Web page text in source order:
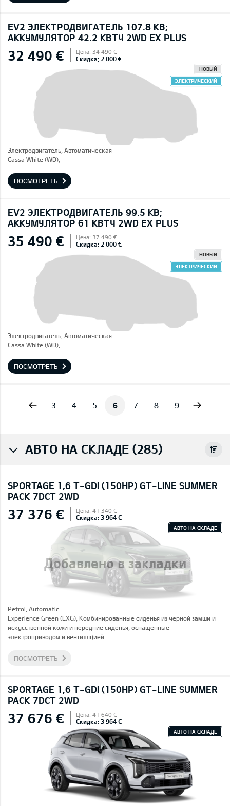
EV2 ЭЛЕКТРОДВИГАТЕЛЬ 107.8 КВ;
AККУМУЛЯТОР 42.2 КВТЧ 2WD EX PLUS
32 490 € Цена: 34 490 €
Скидка: 2 000 €
НОВЫЙ
ЭЛЕКТРИЧЕСКИЙ
Электродвигатель, Автоматическая
Cassa White (WD),
ПОСМОТРЕТЬ
EV2 ЭЛЕКТРОДВИГАТЕЛЬ 99.5 КВ;
AККУМУЛЯТОР 61 КВТЧ 2WD EX PLUS
35 490 € Цена: 37 490 €
Скидка: 2 000 €
НОВЫЙ
ЭЛЕКТРИЧЕСКИЙ
Электродвигатель, Автоматическая
Cassa White (WD),
ПОСМОТРЕТЬ
3 4 5 6 7 8 9
АВТО НА СКЛАДЕ (285)
SPORTAGE 1,6 T-GDI (150HP) GT-LINE SUMMER
PACK 7DCT 2WD
Добавлено в закладки
37 376 € Цена: 41 340 €
Скидка: 3 964 €
АВТО НА СКЛАДЕ
Petrol, Automatic
Experience Green (EXG), Комбинированные сиденья из черной замши и
искусственной кожи и передние сиденья, оснащенные
электроприводом и вентиляцией.
ПОСМОТРЕТЬ
SPORTAGE 1,6 T-GDI (150HP) GT-LINE SUMMER
PACK 7DCT 2WD
37 676 € Цена: 41 640 €
Скидка: 3 964 €
АВТО НА СКЛАДЕ